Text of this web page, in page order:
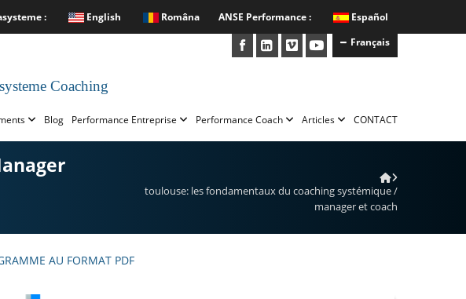
ANSE Performance : Español
: English
Româna
Français
Coaching
Blog Performance Entreprise Performance Coach Articles CONTACT
toulouse: les fondamentaux du coaching systémique /
manager et coach
AU FORMAT PDF